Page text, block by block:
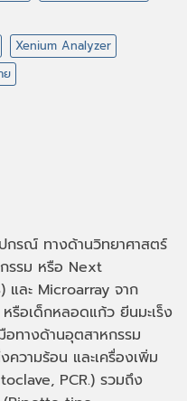
Xenium Analyzer
ย
กรณ์ ทางด้านวิทยาศาสตร์
รรม หรือ Next
และ Microarray จาก
หรือเด็กหลอดแก้ว ยีนมะเร็ง
อทางด้านอุตสาหกรรม
วามร้อน และเครื่องเพิ่ม
PCR.) รวมถึง